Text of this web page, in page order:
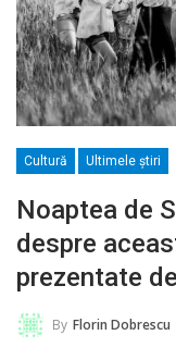
Cultură Ultimele ştiri
Noaptea de
despre
prezentate
By Florin Dobrescu